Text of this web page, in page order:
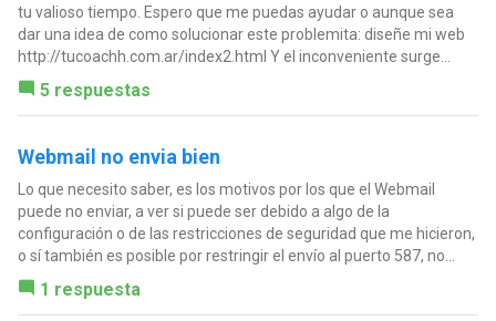
tu valioso tiempo. Espero que me puedas ayudar o aunque sea
dar una idea de como solucionar este problemita: diseñe mi web
http://tucoachh.com.ar/index2.html Y el inconveniente surge...
5 respuestas
Webmail no envia bien
Lo que necesito saber, es los motivos por los que el Webmail
puede no enviar, a ver si puede ser debido a algo de la
configuración o de las restricciones de seguridad que me hicieron,
o sí también es posible por restringir el envío al puerto 587, no...
1 respuesta